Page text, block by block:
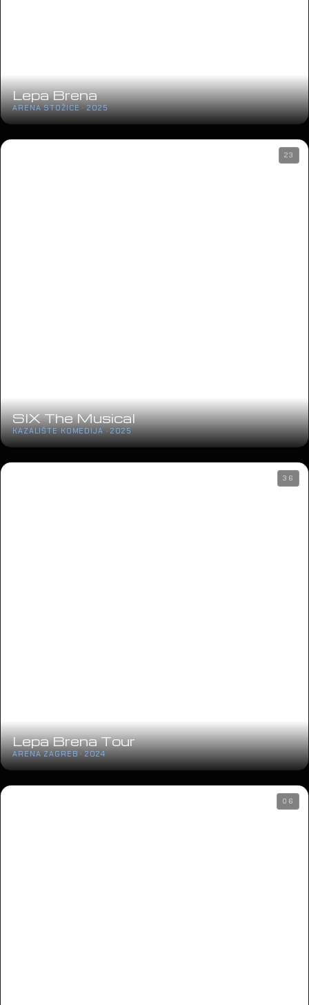
Lepa Brena
ARENA STOŽICE · 2025
SIX The Musical
KAZALIŠTE KOMEDIJA · 2025
23
Lepa Brena Tour
ARENA ZAGREB · 2024
36
06